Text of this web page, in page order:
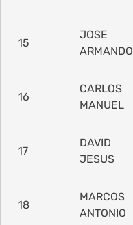
15
JOSE
ARMANDO
16
CARLOS
MANUEL
17
DAVID
JESUS
18
MARCOS
ANTONIO